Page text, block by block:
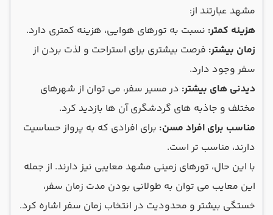
مشهد عبارتند از:
هزینه کمتر: نسبت به تورهای هوایی، هزینه کمتری دارد.
زمان بیشتر: فرصت بیشتری برای استراحت و لذت بردن از
سفر وجود دارد.
دیدنی های بیشتر: در مسیر سفر، می توان از شهرهای
مختلف و جاذبه های گردشگری آن ها بازدید کرد.
مناسب برای افراد مسن: برای افرادی که به پرواز حساسیت
دارند، مناسب تر است.
با این حال، تورهای زمینی مشهد معایبی نیز دارند. از جمله
این معایب می توان به طولانی بودن مدت زمان سفر،
خستگی بیشتر و محدودیت در انتخاب زمان سفر اشاره کرد.